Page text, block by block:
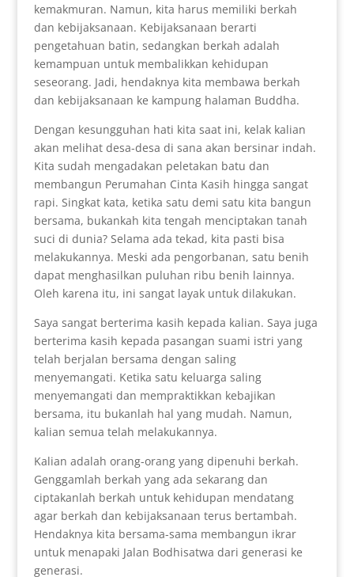
kemakmuran. Namun, kita harus memiliki berkah
dan kebijaksanaan. Kebijaksanaan berarti
pengetahuan batin, sedangkan berkah adalah
kemampuan untuk membalikkan kehidupan
seseorang. Jadi, hendaknya kita membawa berkah
dan kebijaksanaan ke kampung halaman Buddha.
Dengan kesungguhan hati kita saat ini, kelak kalian
akan melihat desa-desa di sana akan bersinar indah.
Kita sudah mengadakan peletakan batu dan
membangun Perumahan Cinta Kasih hingga sangat
rapi. Singkat kata, ketika satu demi satu kita bangun
bersama, bukankah kita tengah menciptakan tanah
suci di dunia? Selama ada tekad, kita pasti bisa
melakukannya. Meski ada pengorbanan, satu benih
dapat menghasilkan puluhan ribu benih lainnya.
Oleh karena itu, ini sangat layak untuk dilakukan.
Saya sangat berterima kasih kepada kalian. Saya juga
berterima kasih kepada pasangan suami istri yang
telah berjalan bersama dengan saling
menyemangati. Ketika satu keluarga saling
menyemangati dan mempraktikkan kebajikan
bersama, itu bukanlah hal yang mudah. Namun,
kalian semua telah melakukannya.
Kalian adalah orang-orang yang dipenuhi berkah.
Genggamlah berkah yang ada sekarang dan
ciptakanlah berkah untuk kehidupan mendatang
agar berkah dan kebijaksanaan terus bertambah.
Hendaknya kita bersama-sama membangun ikrar
untuk menapaki Jalan Bodhisatwa dari generasi ke
generasi.